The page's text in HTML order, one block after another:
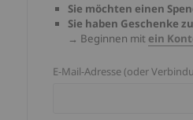
Sie möchten einen
Sie haben Geschenke
→ Beginnen mit ein
E-Mail-Adresse (oder